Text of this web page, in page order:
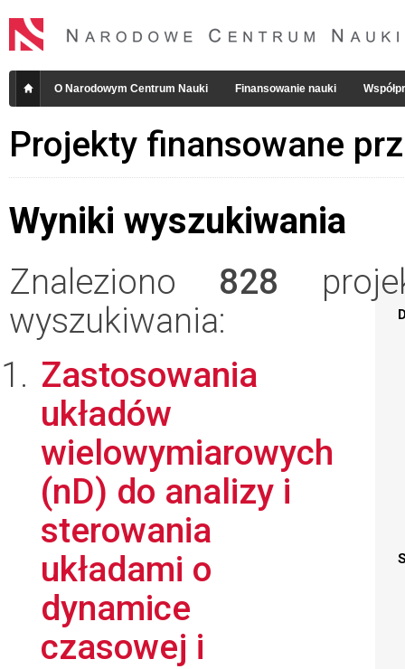
O Narodowym Centrum Nauki Finansowanie nauki
Projekty finansowane
Wyniki wyszukiwania
Znaleziono 828
wyszukiwania:
Zastosowania
układów
wielowymiarowych
(nD) do analizy i
sterowania
układami o
dynamice
czasowej i